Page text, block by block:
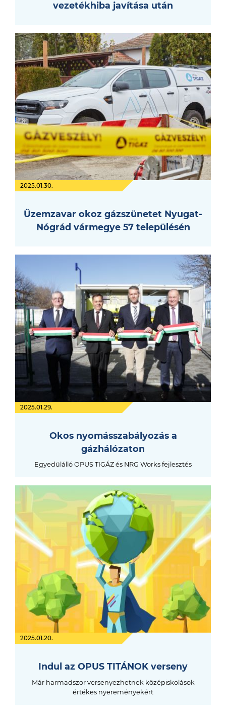
vezetékhiba javítása után
2025.01.30.
Üzemzavar okoz gázszünetet Nyugat-
Nógrád vármegye 57 településén
2025.01.29.
Okos nyomásszabályozás a
gázhálózaton
Egyedülálló OPUS TIGÁZ és NRG Works fejlesztés
2025.01.20.
Indul az OPUS TITÁNOK verseny
Már harmadszor versenyezhetnek középiskolások
értékes nyereményekért